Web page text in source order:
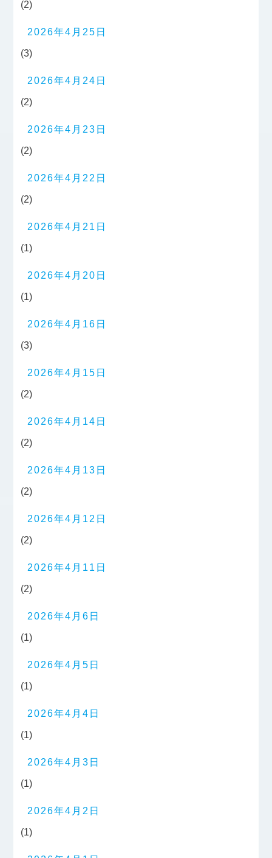
(2)
2026年4月25日
(3)
2026年4月24日
(2)
2026年4月23日
(2)
2026年4月22日
(2)
2026年4月21日
(1)
2026年4月20日
(1)
2026年4月16日
(3)
2026年4月15日
(2)
2026年4月14日
(2)
2026年4月13日
(2)
2026年4月12日
(2)
2026年4月11日
(2)
2026年4月6日
(1)
2026年4月5日
(1)
2026年4月4日
(1)
2026年4月3日
(1)
2026年4月2日
(1)